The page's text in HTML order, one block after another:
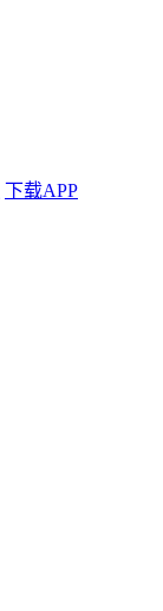
下载APP